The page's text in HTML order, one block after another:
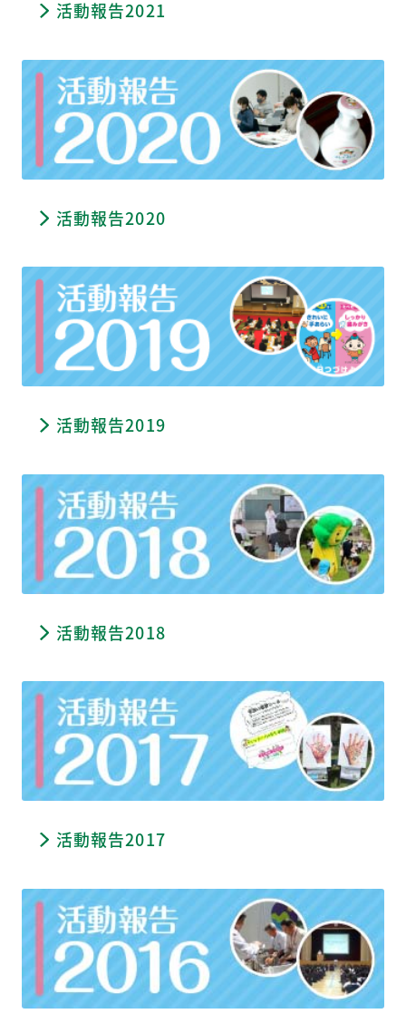
活動報告2021
活動報告2020
活動報告2019
活動報告2018
活動報告2017